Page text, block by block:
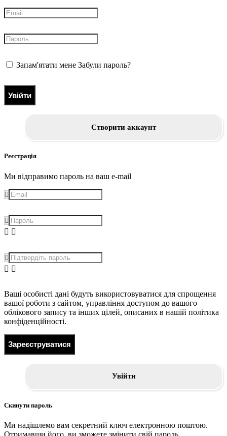
Запам'ятати мене Забули пароль?
Увійти
Створити аккаунт
Реєстрація
Ми відправимо пароль на ваш e-mail
Ваші особисті дані будуть використовуватися для спрощення
вашої роботи з сайтом, управління доступом до вашого
облікового запису та інших цілей, описаних в нашій політика
конфіденційності.
Зареєструватися
Увійти
Скинути пароль
Ми надішлемо вам секретний ключ електронною поштою.
Отримавши його, ви зможете змінити свій пароль.